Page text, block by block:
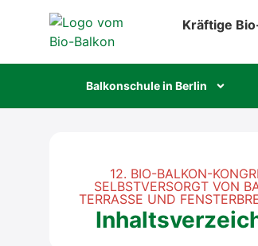
Kräftige
Bal­kon­schu­le in Ber­lin
12. BIO-BALKON-
SELBSTVERSORGT VON
TERRASSE UND